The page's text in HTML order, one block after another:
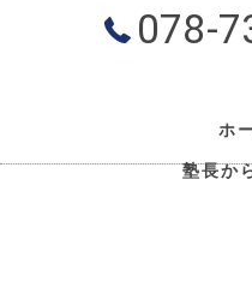
078-
ホ
塾長か